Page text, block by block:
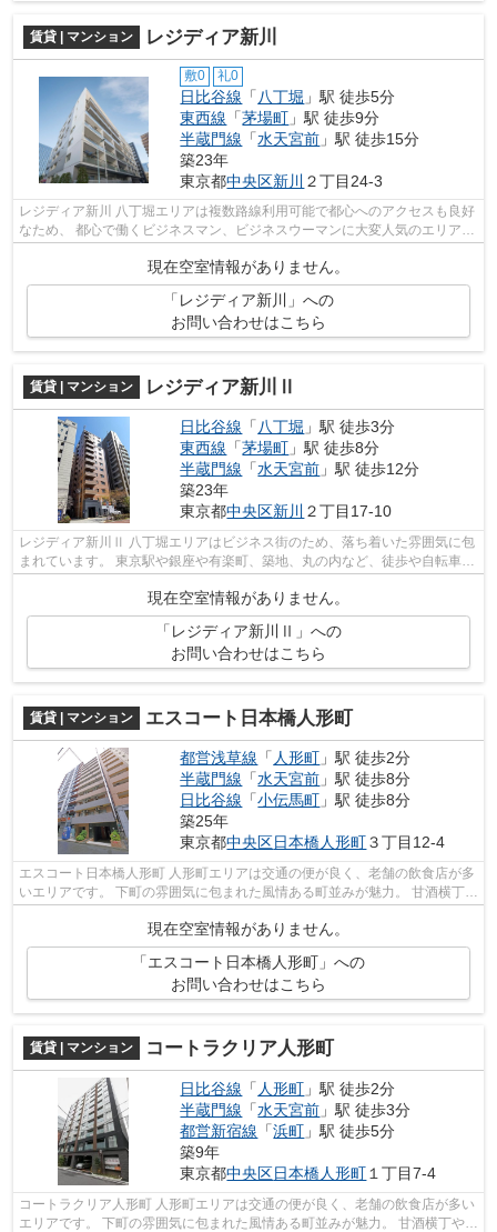
賃貸 | マンション レジディア新川
敷0 礼0
日比谷線 「八丁堀 」駅 徒歩5分
東西線 「茅場町 」駅 徒歩9分
半蔵門線 「水天宮前 」駅 徒歩15分
築23年
東京都中央区新川 ２丁目24-3
レジディア新川 八丁堀エリアは複数路線利用可能で都心へのアクセスも良好
なため、 都心で働くビジネスマン、ビジネスウーマンに大変人気のエリアで
現在空室情報がありません。
「レジディア新川」への
お問い合わせはこちら
賃貸 | マンション レジディア新川Ⅱ
日比谷線 「八丁堀 」駅 徒歩3分
東西線 「茅場町 」駅 徒歩8分
半蔵門線 「水天宮前 」駅 徒歩12分
築23年
東京都中央区新川 ２丁目17-10
レジディア新川Ⅱ 八丁堀エリアはビジネス街のため、落ち着いた雰囲気に包
まれています。 東京駅や銀座や有楽町、築地、丸の内など、徒歩や自転車で
現在空室情報がありません。
「レジディア新川Ⅱ」への
お問い合わせはこちら
賃貸 | マンション エスコート日本橋人形町
都営浅草線 「 人形町 」駅 徒歩2分
半蔵門線 「水天宮前 」駅 徒歩8分
日比谷線 「小伝馬町 」駅 徒歩8分
築25年
東京都中央区日本橋人形町３丁目12-4
エスコート日本橋人形町 人形町エリアは交通の便が良く、老舗の飲食店が多
いエリアです。 下町の雰囲気に包まれた風情ある町並みが魅力。 甘酒横丁
や、すき焼きの今半、明治座など...
現在空室情報がありません。
「エスコート日本橋人形町」への
お問い合わせはこちら
賃貸 | マンション コートラクリア人形町
日比谷線 「 人形町 」駅 徒歩2分
半蔵門線 「水天宮前 」駅 徒歩3分
都営新宿線 「浜町 」駅 徒歩5分
築9年
東京都中央区日本橋人形町 １丁目7-4
コートラクリア人形町 人形町エリアは交通の便が良く、老舗の飲食店が多い
エリアです。 下町の雰囲気に包まれた風情ある町並みが魅力。 甘酒横丁や、